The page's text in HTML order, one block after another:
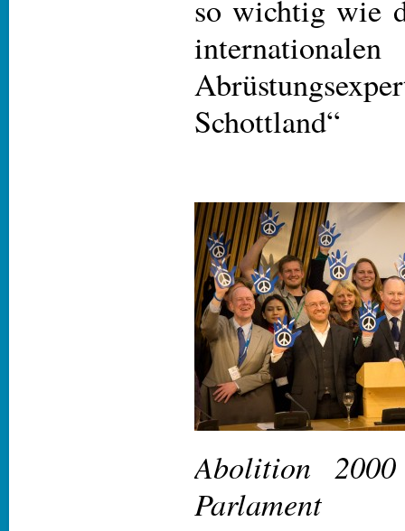
so wichtig wie
Schottland“
Abolition
Parlament